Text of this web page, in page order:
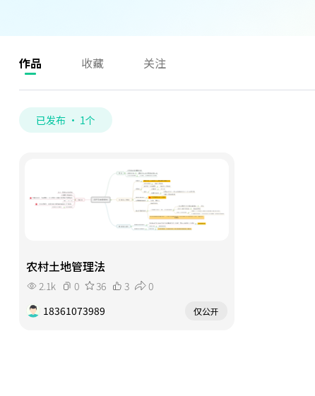
作品 收藏 关注
已发布 · 1个
农村土地管理法
2.1k 0 36 3
0
18361073989
仅公开